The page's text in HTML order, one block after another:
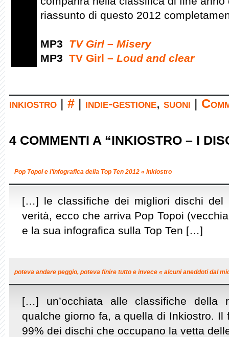
riassunto di questo 2012
MP3 TV Girl – Misery
MP3 TV Girl – Loud and clear
inkiostro # indie-gestione, suoni
4 COMMENTI A “INKIOSTRO – I
Pop Topoi e l’infografica della Top Ten 2012 « inkiostro
[…] le classifiche dei migliori dischi del
verità, ecco che arriva Pop Topoi
e la sua infografica sulla Top Ten […]
poteva andare peggio, poteva finire tutto e invece « alcuni aneddoti dal
[…] un’occhiata alle classifiche della
qualche giorno fa, a quella di Inkiostro.
99% dei dischi che occupano la vetta